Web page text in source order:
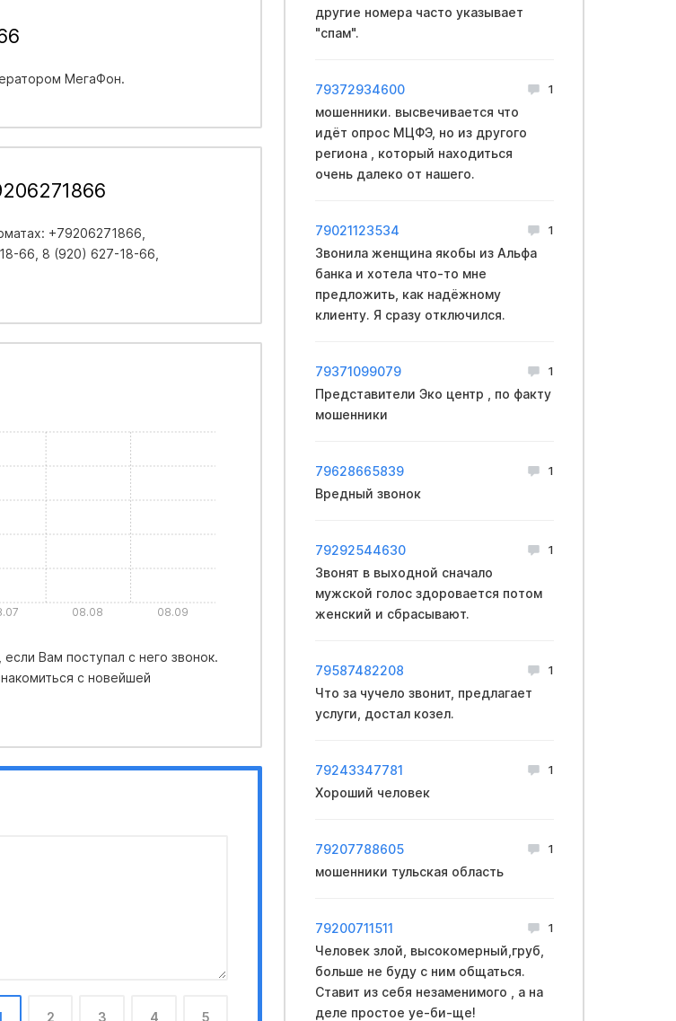
МегаФон.
+79206271866,
66, 8 (920) 627-18-66,
08.08 08.09
Вам поступал с него звонок.
с новейшей
2 3 4 5
другие номера часто указывает
"спам".
79372934600 1
мошенники. высвечивается что
идёт опрос МЦФЭ, но из другого
региона , который находиться
очень далеко от нашего.
79021123534 1
Звонила женщина якобы из Альфа
банка и хотела что-то мне
предложить, как надёжному
клиенту. Я сразу отключился.
79371099079 1
Представители Эко центр , по факту
мошенники
79628665839 1
Вредный звонок
79292544630 1
Звонят в выходной сначало
мужской голос здоровается потом
женский и сбрасывают.
79587482208 1
Что за чучело звонит, предлагает
услуги, достал козел.
79243347781 1
Хороший человек
79207788605 1
мошенники тульская область
79200711511 1
Человек злой, высокомерный,груб,
больше не буду с ним общаться.
Ставит из себя незаменимого , а на
деле простое уе-би-ще!